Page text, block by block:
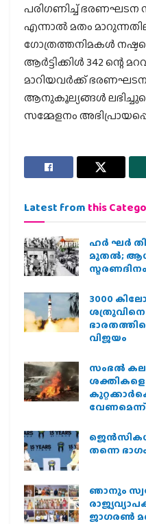
പരിഗണിച്ച്
എന്നാല്‍ മതം
ഗോത്രത്തനിമകള്‍
ആര്‍ട്ടിക്കിള്‍ 342 ന്റെ
മാറിയവര്‍ക്ക്
ആനുകൂല്യങ്ങള്‍
സമ്മേളനം
Latest from this
ഹര്‍ ഘര്‍
മുതല്‍;
സ്മരണദിനം
3000
ശത്രുവിനെ
വിജയം
സംഭൽ
ശക്തികളെ
വേണമെന്ന്
ജെന്‍സികള്‍
തന്നെ
ഞാനും
ജാഗരണ്‍